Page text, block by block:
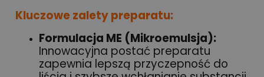
Kluczowe zalety preparatu:
Formulacja ME (Mikroemulsja):
Innowacyjna postać preparatu
zapewnia lepszą przyczepność do